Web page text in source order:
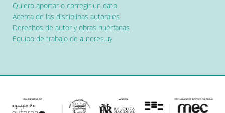
Quiero aportar o corregir un dato
Acerca de las disciplinas autorales
Derechos de autor y obras huérfanas
Equipo de trabajo de autores.uy